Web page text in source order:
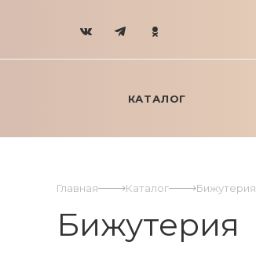
КАТАЛОГ
Главная Каталог Бижутерия
Бижутерия